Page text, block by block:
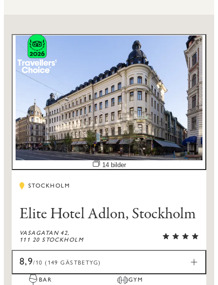
Öppna bildspel
14 bilder
STOCKHOLM
Elite Hotel Adlon, Stockholm
VASAGATAN 42,
111 20 STOCKHOLM
8,9/10 (149 GÄSTBETYG)
BAR GYM